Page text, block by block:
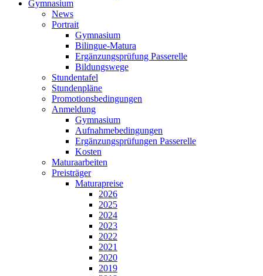
Gymnasium
News
Portrait
Gymnasium
Bilingue-Matura
Ergänzungsprüfung Passerelle
Bildungswege
Stundentafel
Stundenpläne
Promotionsbedingungen
Anmeldung
Gymnasium
Aufnahmebedingungen
Ergänzungsprüfungen Passerelle
Kosten
Maturaarbeiten
Preisträger
Maturapreise
2026
2025
2024
2023
2022
2021
2020
2019